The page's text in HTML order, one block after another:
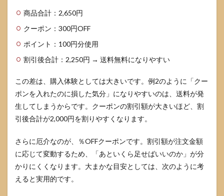
商品合計：2,650円
クーポン：300円OFF
ポイント：100円分使用
割引後合計：2,250円 → 送料無料になりやすい
この差は、購入体験としては大きいです。例2のように「クー
ポンを入れたのに損した気分」になりやすいのは、送料が発
生してしまうからです。クーポンの割引額が大きいほど、割
引後合計が2,000円を割りやすくなります。
さらに厄介なのが、％OFFクーポンです。割引額が注文金額
に応じて変動するため、「あといくら足せばいいのか」が分
かりにくくなります。大まかな目安としては、次のように考
えると実用的です。